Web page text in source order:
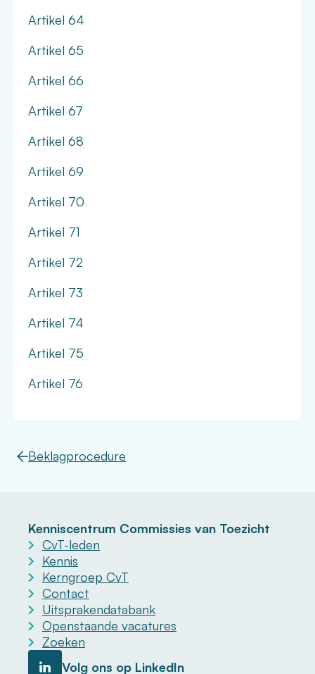
Artikel 64
Artikel 65
Artikel 66
Artikel 67
Artikel 68
Artikel 69
Artikel 70
Artikel 71
Artikel 72
Artikel 73
Artikel 74
Artikel 75
Artikel 76
Beklagprocedure
Kenniscentrum Commissies van Toezicht
CvT-leden
Kennis
Kerngroep CvT
Contact
Uitsprakendatabank
Openstaande vacatures
Zoeken
Volg ons op LinkedIn